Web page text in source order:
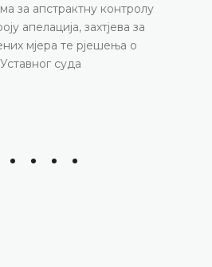
за апстрактну контролу
апелација, захтјева за
мјера те рјешења о
суда